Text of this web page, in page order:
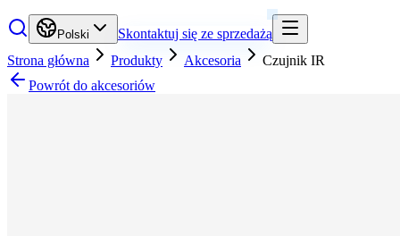
Polski
Skontaktuj się ze sprzedażą
Strona główna
Produkty Akcesoria
Czujnik IR
Powrót do akcesoriów